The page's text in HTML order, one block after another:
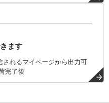
ます
されるマイページから出力可
完了後